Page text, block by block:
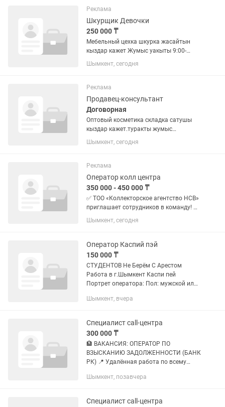
5000стажировка дальше жұмыс
жасаймын...
Реклама
Шкурщик Девочки
250 000 ₸
Мебельный цехка шкурка жасайтын
кыздар кажет Жумыс уакыты 9:00-
18:00, 6/1 Обед тегин Жас аралыгы 18-
35 жаска деин
Шымкент, сегодня
Реклама
Продавец-консультант
Договорная
Оптовый косметика складка сатушы
кыздар кажет.туракты жумыс
жасайтын укыпты,уакытылы жумыска
келетин адам керек.График 6/1
озимизден,айлык сатканына карай
алады
Шымкент, сегодня
Реклама
Оператор колл центра
350 000 - 450 000 ₸
✅ ТОО «Коллекторское агентство НСВ»
приглашает сотрудников в команду! 📌
Должность: Оператор по взысканию
задолженности 🎯 Опыт работы не
длится 2 дня, с 10:00...
Шымкент, сегодня
Оператор Каспий пэй
150 000 ₸
СТУДЕНТОВ Не Берём С Арестом
Работа в г.Шымкент Каспи пей
Портрет оператора: Пол: мужской или
Свободное владение двумя языками
качества:...
Шымкент, вчера
Специалист call-центра
300 000 ₸
🏦 ВАКАНСИЯ: ОПЕРАТОР ПО
ВЗЫСКАНИЮ ЗАДОЛЖЕННОСТИ (БАНК
РК) 📍 Удалённая работа по всему
от 18 лет. ✅ Гражданство Республики
русским...
Шымкент, позавчера
Специалист call-центра